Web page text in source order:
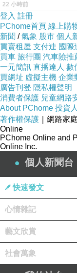
要每天每天提
是進步，就跟
己，還會拍個
忙一場。好想
家後院大拍賣
回收車、垃圾車
不知道這個房
那一天還不垮
（有時候會
來。）
上一篇：〈必買〉
22 小時前
登入 註冊
PChome首頁 線上購
新聞 /氣象 股市 個人
買賣租屋 支付連 國際
買車 旅行團 汽車險推
一元簡訊 直播達人 數
買網址 虛擬主機 企業
廣告刊登 隱私權聲明
消費者保護 兒童網路
About PChome 投資
著作權保護 ｜網路家
Online
PChome Online and
Online Inc.
個人新聞台
快速發文
心情雜記
藝文欣賞
社會萬象